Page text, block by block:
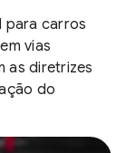
para carros
vias
as diretrizes
do